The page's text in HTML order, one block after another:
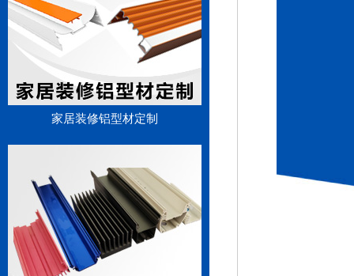
家居装修铝型材定制